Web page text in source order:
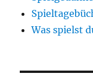
Was spielst